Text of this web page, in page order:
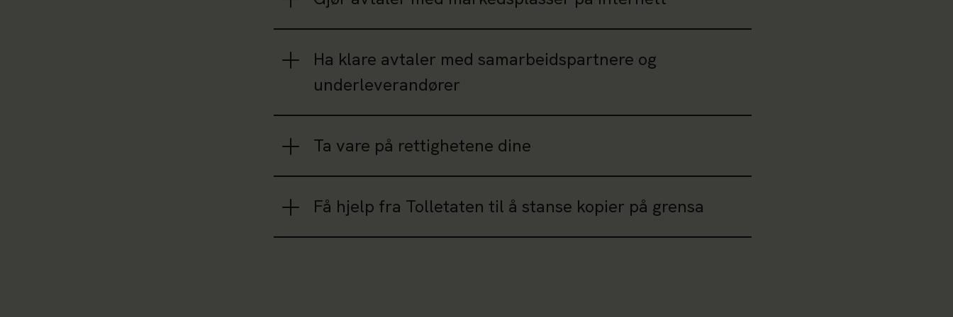
Ha klare avtaler med samarbeidspartnere og
underleverandører
Ta vare på rettighetene dine
Få hjelp fra Tolletaten til å stanse kopier på grensa